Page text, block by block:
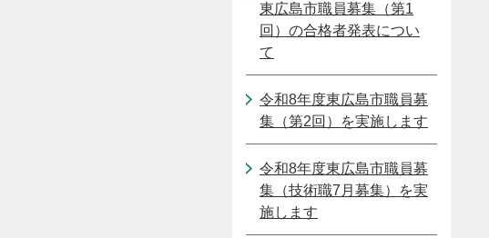
東広島市職員募集（第1
回）の合格者発表につい
て
令和8年度東広島市職員募
集（第2回）を実施します
令和8年度東広島市職員募
集（技術職7月募集）を実
施します